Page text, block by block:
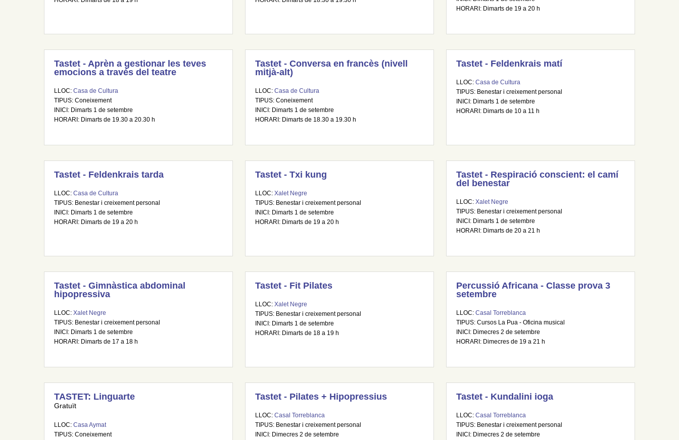
HORARI: Dimarts de 19 a 20 h
Tastet - Aprèn a gestionar les teves
emocions a través del teatre
LLOC: Casa de Cultura
TIPUS: Coneixement
INICI: Dimarts 1 de setembre
HORARI: Dimarts de 19.30 a 20.30 h
Tastet - Conversa en francès (nivell
mitjà-alt)
LLOC: Casa de Cultura
TIPUS: Coneixement
INICI: Dimarts 1 de setembre
HORARI: Dimarts de 18.30 a 19.30 h
Tastet - Feldenkrais matí
LLOC: Casa de Cultura
TIPUS: Benestar i creixement personal
INICI: Dimarts 1 de setembre
HORARI: Dimarts de 10 a 11 h
Tastet - Feldenkrais tarda
LLOC: Casa de Cultura
TIPUS: Benestar i creixement personal
INICI: Dimarts 1 de setembre
HORARI: Dimarts de 19 a 20 h
Tastet - Txi kung
LLOC: Xalet Negre
TIPUS: Benestar i creixement personal
INICI: Dimarts 1 de setembre
HORARI: Dimarts de 19 a 20 h
Tastet - Respiració conscient: el camí
del benestar
LLOC: Xalet Negre
TIPUS: Benestar i creixement personal
INICI: Dimarts 1 de setembre
HORARI: Dimarts de 20 a 21 h
Tastet - Gimnàstica abdominal
hipopressiva
LLOC: Xalet Negre
TIPUS: Benestar i creixement personal
INICI: Dimarts 1 de setembre
HORARI: Dimarts de 17 a 18 h
Tastet - Fit Pilates
LLOC: Xalet Negre
TIPUS: Benestar i creixement personal
INICI: Dimarts 1 de setembre
HORARI: Dimarts de 18 a 19 h
Percussió Africana - Classe prova 3
setembre
LLOC: Casal Torreblanca
TIPUS: Cursos La Pua - Oficina musical
INICI: Dimecres 2 de setembre
HORARI: Dimecres de 19 a 21 h
TASTET: Linguarte
Gratuït
LLOC: Casa Aymat
TIPUS: Coneixement
Tastet - Pilates + Hipopressius
LLOC: Casal Torreblanca
TIPUS: Benestar i creixement personal
INICI: Dimecres 2 de setembre
Tastet - Kundalini ioga
LLOC: Casal Torreblanca
TIPUS: Benestar i creixement personal
INICI: Dimecres 2 de setembre